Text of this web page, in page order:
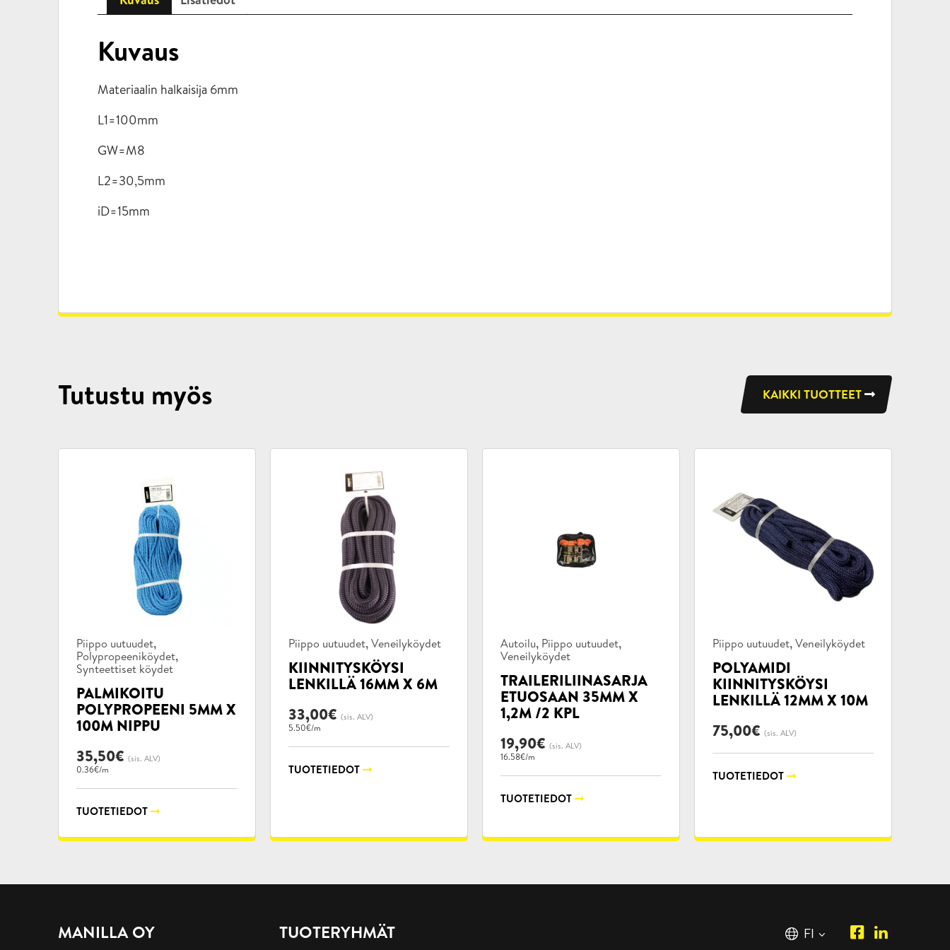
Kuvaus
Materiaalin halkaisija 6mm
L1=100mm
GW=M8
L2=30,5mm
iD=15mm
Tutustu myös KAIKKI TUOTTEET
Tuotekategoriat:
Piippo uutuudet,
Polypropeeniköydet,
Synteettiset köydet
PALMIKOITU
POLYPROPEENI 5MM X
100M NIPPU
35,50€ (sis. ALV)
0.36€/m
TUOTETIEDOT
Tuotekategoriat:
Piippo uutuudet,Veneilyköydet
KIINNITYSKÖYSI
LENKILLÄ 16MM X 6M
33,00€ (sis. ALV)
5.50€/m
TUOTETIEDOT
Tuotekategoriat:
Autoilu, Piippo uutuudet,
Veneilyköydet
TRAILERILIINASARJA
ETUOSAAN 35MM X
1,2M /2 KPL
19,90€ (sis. ALV)
16.58€/m
TUOTETIEDOT
Tuotekategoriat:
Piippo uutuudet,Veneilyköydet
POLYAMIDI
KIINNITYSKÖYSI
LENKILLÄ 12MM X 10M
75,00€ (sis. ALV)
TUOTETIEDOT
MANILLA OY TUOTERYHMÄT Suomi
FI
Manilla